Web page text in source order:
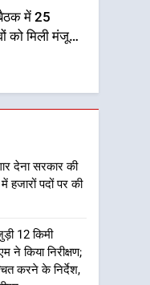
बैठक में 25
को मिली मंजूरी,
नियोजित
सिंह धामी के
पीएम आवास
प्रगति की हुई
गिरफ्तार
देना सरकार की
हजारों पदों पर की
12 किमी
ने किया निरीक्षण;
करने के निर्देश,